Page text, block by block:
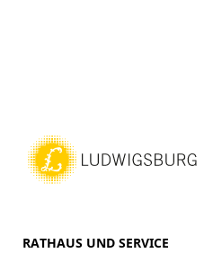
RATHAUS UND SERVICE